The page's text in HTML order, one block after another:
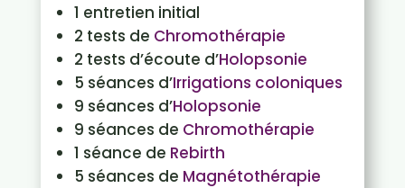
1 entretien initial
2 tests de Chromothérapie
2 tests d’écoute d’Holopsonie
5 séances d’Irrigations coloniques
9 séances d’Holopsonie
9 séances de Chromothérapie
1 séance de Rebirth
5 séances de Magnétothérapie